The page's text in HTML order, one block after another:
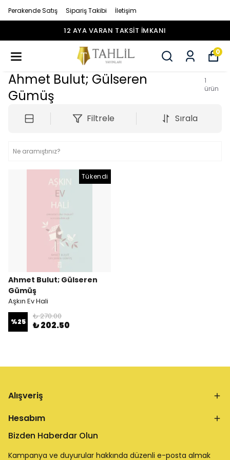
Perakende Satış Sipariş Takibi İletişim
12 AYA VARAN TAKSİT İMKANI
0
Ahmet Bulut; Gülseren
Gümüş
1
ürün
Filtrele Sırala
Tükendi
Ahmet Bulut; Gülseren
Gümüş
Aşkın Ev Hali
%25
₺ 270.00
₺ 202.50
Alışveriş
Hesabım
Bizden Haberdar Olun
Kampanya ve duyurular hakkında düzenli e-posta almak